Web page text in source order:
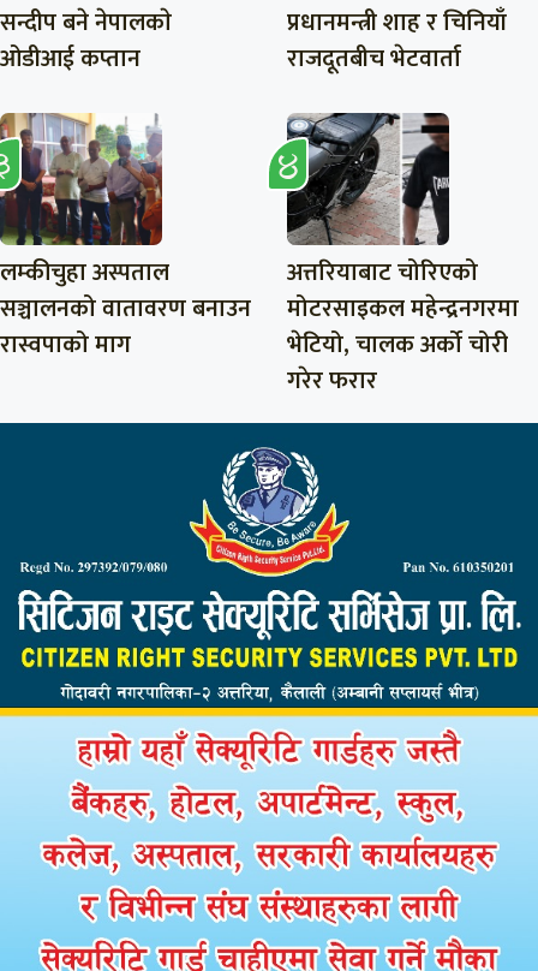
सन्दीप बने नेपालकाे
ओडीआई कप्तान
प्रधानमन्त्री शाह र चिनियाँ
राजदूतबीच भेटवार्ता
लम्कीचुहा अस्पताल
सञ्चालनको वातावरण बनाउन
रास्वपाको माग
अत्तरियाबाट चोरिएको
मोटरसाइकल महेन्द्रनगरमा
भेटियो, चालक अर्को चोरी
गरेर फरार